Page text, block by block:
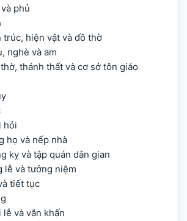
phủ
trúc, hiện vật và đồ thờ
nghè và am
thánh thất và cơ sở tôn giáo
hỏi
họ và nếp nhà
kỵ và tập quán dân gian
lễ và tưởng niệm
tiết tục
lễ và văn khấn